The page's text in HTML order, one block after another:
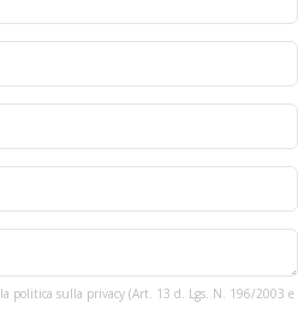
politica sulla privacy (Art. 13 d. Lgs. N. 196/2003 e